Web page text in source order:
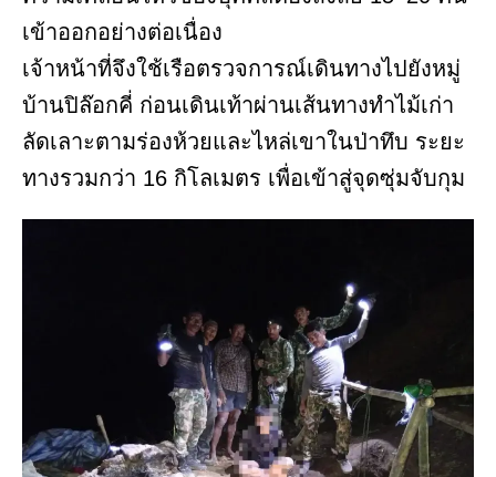
เข้าออกอย่างต่อเนื่อง
เจ้าหน้าที่จึงใช้เรือตรวจการณ์เดินทางไปยังหมู่
บ้านปิล๊อกคี่ ก่อนเดินเท้าผ่านเส้นทางทำไม้เก่า
ลัดเลาะตามร่องห้วยและไหล่เขาในป่าทึบ ระยะ
ทางรวมกว่า 16 กิโลเมตร เพื่อเข้าสู่จุดซุ่มจับกุม